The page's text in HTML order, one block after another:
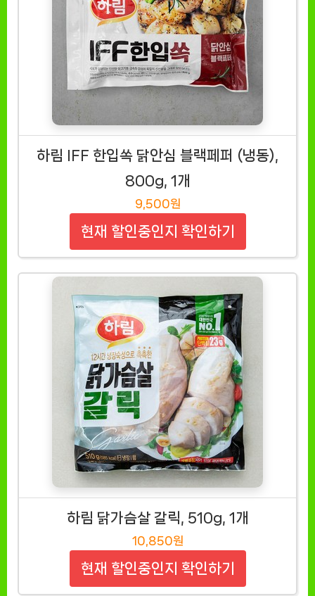
하림 IFF 한입쏙 닭안심 블랙페퍼 (냉동),
800g, 1개
9,500원
현재 할인중인지 확인하기
하림 닭가슴살 갈릭, 510g, 1개
10,850원
현재 할인중인지 확인하기